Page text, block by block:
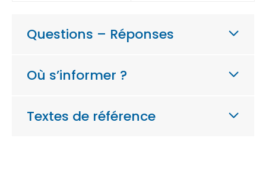
Questions – Réponses
Où s’informer ?
Textes de référence